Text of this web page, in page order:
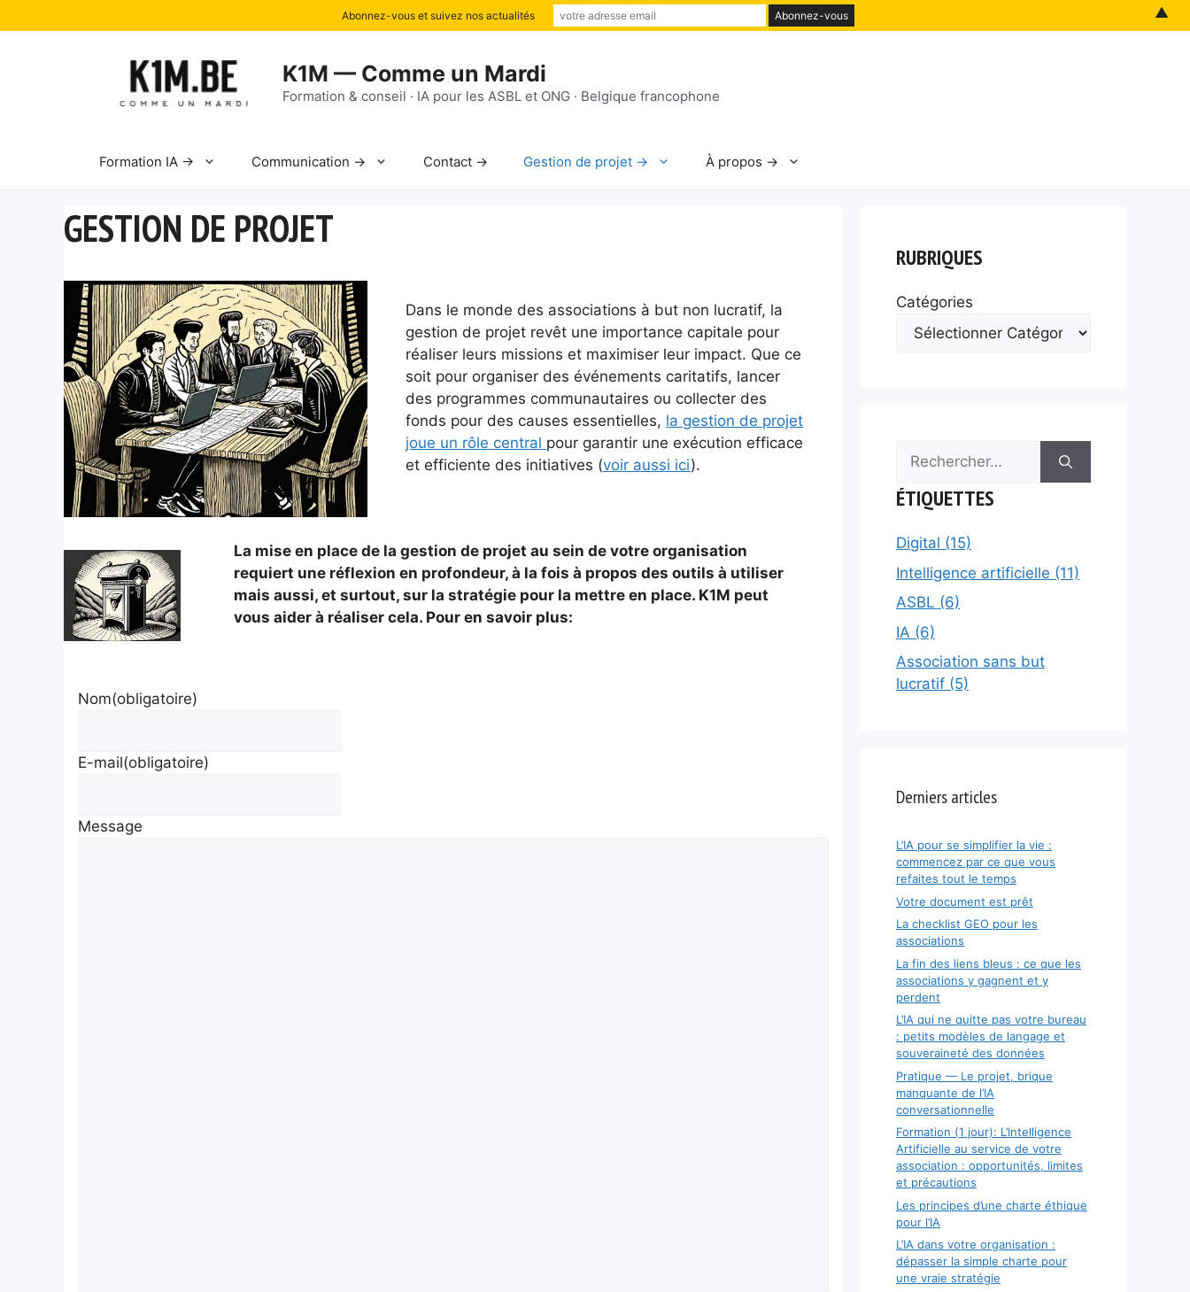
K1M — Comme un Mardi
Formation & conseil · IA pour les ASBL et ONG · Belgique francophone
Formation IA → Communication → Contact → Gestion de projet → À propos →
GESTION DE PROJET
Dans le monde des associations à but non lucratif, la
gestion de projet revêt une importance capitale pour
réaliser leurs missions et maximiser leur impact. Que ce
soit pour organiser des événements caritatifs, lancer
des programmes communautaires ou collecter des
fonds pour des causes essentielles, la gestion de projet
joue un rôle central pour garantir une exécution efficace
et efficiente des initiatives (voir aussi ici).
La mise en place de la gestion de projet au sein de votre organisation
requiert une réflexion en profondeur, à la fois à propos des outils à utiliser
mais aussi, et surtout, sur la stratégie pour la mettre en place. K1M peut
vous aider à réaliser cela. Pour en savoir plus:
Nom(obligatoire)
E-mail(obligatoire)
Message
RUBRIQUES
Catégories
Rechercher :
ÉTIQUETTES
Digital (15)
Intelligence artificielle (11)
ASBL (6)
IA (6)
Association sans but
lucratif (5)
Derniers articles
L’IA pour se simplifier la vie :
commencez par ce que vous
refaites tout le temps
Votre document est prêt
La checklist GEO pour les
associations
La fin des liens bleus : ce que les
associations y gagnent et y
perdent
L’IA qui ne quitte pas votre bureau
: petits modèles de langage et
souveraineté des données
Pratique — Le projet, brique
manquante de l’IA
conversationnelle
Formation (1 jour): L’Intelligence
Artificielle au service de votre
association : opportunités, limites
et précautions
Les principes d’une charte éthique
pour l’IA
L’IA dans votre organisation :
dépasser la simple charte pour
une vraie stratégie
Abonnez-vous et suivez nos actualités ▲